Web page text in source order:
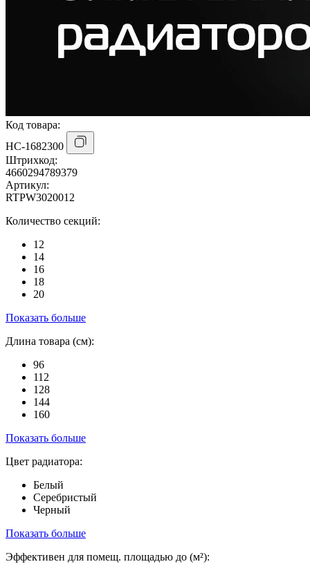
Код товара:
НС-1682300
Штрихкод:
4660294789379
Артикул:
RTPW3020012
Количество секций:
12
14
16
18
20
Показать больше
Длина товара (см):
96
112
128
144
160
Показать больше
Цвет радиатора:
Белый
Серебристый
Черный
Показать больше
Эффективен для помещ. площадью до (м²):